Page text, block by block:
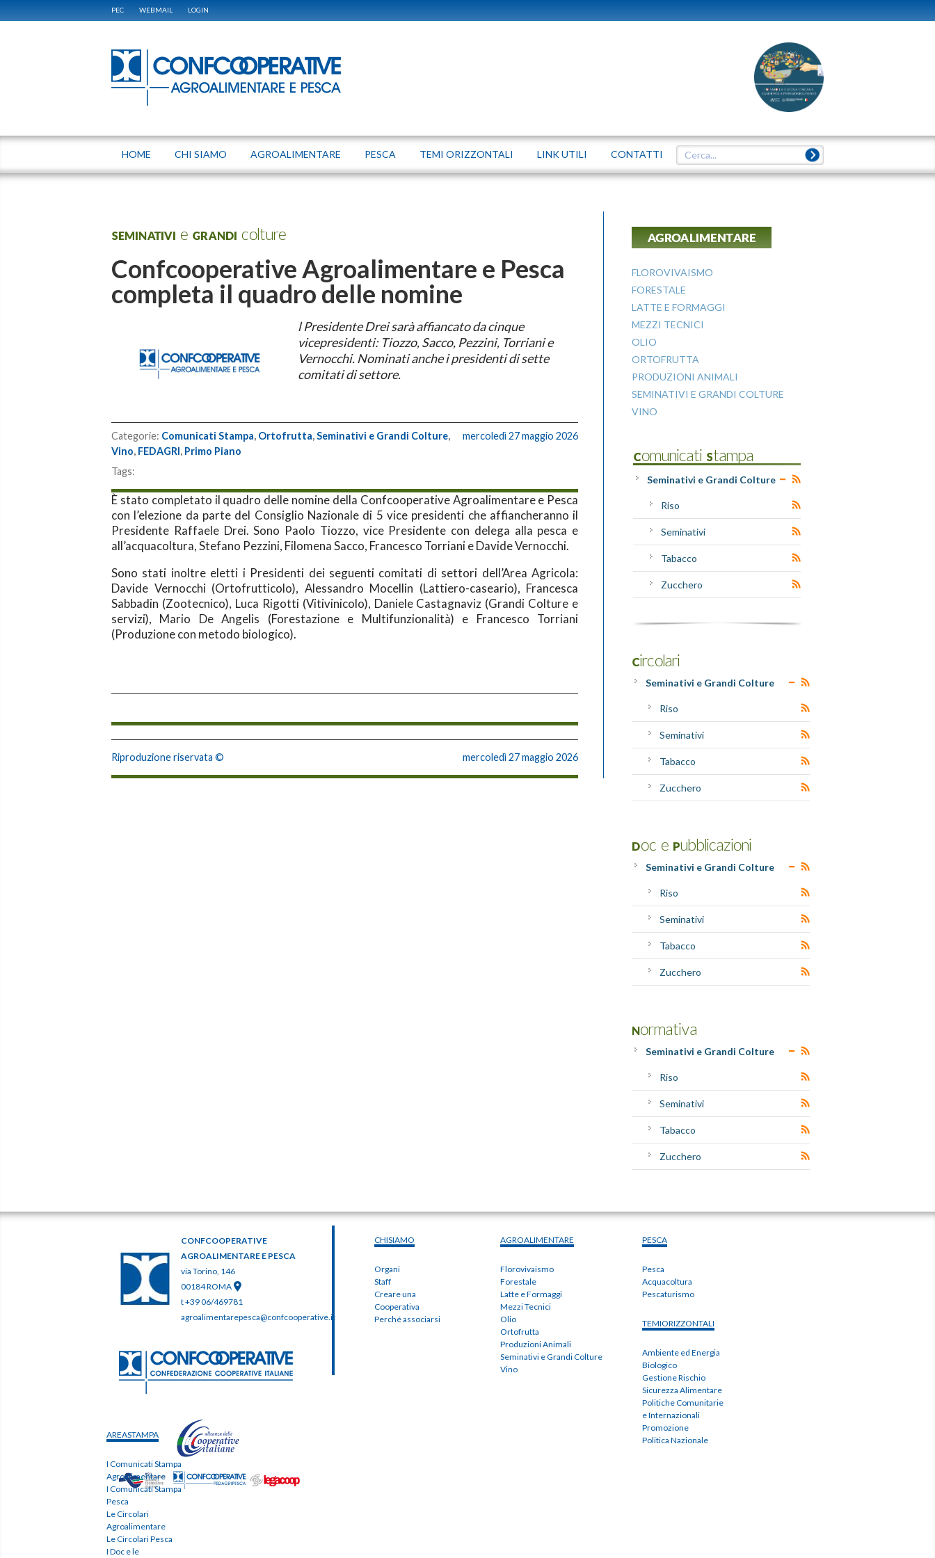
PEC WEBMAIL LOGIN
HOME CHI SIAMO AGROALIMENTARE PESCA TEMI ORIZZONTALI LINK UTILI CONTATTI
SEMINATIVI e GRANDI colture
Confcooperative Agroalimentare e Pesca
completa il quadro delle nomine
l Presidente Drei sarà affiancato da cinque
vicepresidenti: Tiozzo, Sacco, Pezzini, Torriani e
Vernocchi. Nominati anche i presidenti di sette
comitati di settore.
mercoledì 27 maggio 2026
Categorie: Comunicati Stampa, Ortofrutta,Seminativi e Grandi Colture,
Vino, FEDAGRI, Primo Piano
Tags:
È stato completato il quadro delle nomine della Confcooperative Agroalimentare e Pesca
con l’elezione da parte del Consiglio Nazionale di 5 vice presidenti che affiancheranno il
Presidente Raffaele Drei. Sono Paolo Tiozzo, vice Presidente con delega alla pesca e
all’acquacoltura, Stefano Pezzini, Filomena Sacco, Francesco Torriani e Davide Vernocchi.
Sono stati inoltre eletti i Presidenti dei seguenti comitati di settori dell’Area Agricola:
Davide Vernocchi (Ortofrutticolo), Alessandro Mocellin (Lattiero-caseario), Francesca
Sabbadin (Zootecnico), Luca Rigotti (Vitivinicolo), Daniele Castagnaviz (Grandi Colture e
servizi), Mario De Angelis (Forestazione e Multifunzionalità) e Francesco Torriani
(Produzione con metodo biologico).
Riproduzione riservata © mercoledì 27 maggio 2026
AGROALIMENTARE
FLOROVIVAISMO
FORESTALE
LATTE E FORMAGGI
MEZZI TECNICI
OLIO
ORTOFRUTTA
PRODUZIONI ANIMALI
SEMINATIVI E GRANDI COLTURE
VINO
Comunicati Stampa
Seminativi e Grandi Colture
Riso
Seminativi
Tabacco
Zucchero
Circolari
Seminativi e Grandi Colture
Riso
Seminativi
Tabacco
Zucchero
Doc e Pubblicazioni
Seminativi e Grandi Colture
Riso
Seminativi
Tabacco
Zucchero
Normativa
Seminativi e Grandi Colture
Riso
Seminativi
Tabacco
Zucchero
CONFCOOPERATIVE
AGROALIMENTARE E PESCA
via Torino, 146
00184 ROMA
t +39 06/469781
agroalimentarepesca@confcooperative.it
CHISIAMO
Organi
Staff
Creare una
Cooperativa
Perché associarsi
AGROALIMENTARE
Florovivaismo
Forestale
Latte e Formaggi
Mezzi Tecnici
Olio
Ortofrutta
Produzioni Animali
Seminativi e Grandi Colture
Vino
PESCA
Pesca
Acquacoltura
Pescaturismo
TEMIORIZZONTALI
Ambiente ed Energia
Biologico
Gestione Rischio
Sicurezza Alimentare
Politiche Comunitarie
e Internazionali
Promozione
Politica Nazionale
AREASTAMPA
I Comunicati Stampa
Agroalimentare
I Comunicati Stampa
Pesca
Le Circolari
Agroalimentare
Le Circolari Pesca
I Doc e le